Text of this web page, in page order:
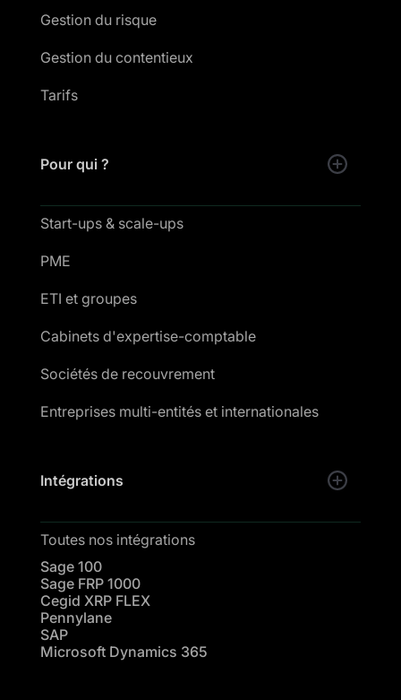
Gestion du risque
Gestion du contentieux
Tarifs
Pour qui ?
Start-ups & scale-ups
PME
ETI et groupes
Cabinets d'expertise-comptable
Sociétés de recouvrement
Entreprises multi-entités et internationales
Intégrations
Toutes nos intégrations
Sage 100
Sage FRP 1000
Cegid XRP FLEX
Pennylane
SAP
Microsoft Dynamics 365